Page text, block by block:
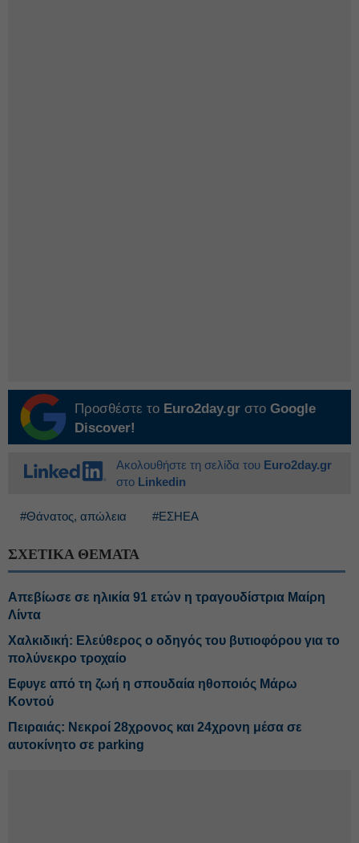
Προσθέστε το Euro2day.gr στο Google
Discover!
Ακολουθήστε τη σελίδα του Euro2day.gr
στο Linkedin
#Θάνατος, απώλεια #ΕΣΗΕΑ
ΣΧΕΤΙΚΑ ΘΕΜΑΤΑ
Απεβίωσε σε ηλικία 91 ετών η τραγουδίστρια Μαίρη
Λίντα
Χαλκιδική: Ελεύθερος ο οδηγός του βυτιοφόρου για το
πολύνεκρο τροχαίο
Εφυγε από τη ζωή η σπουδαία ηθοποιός Μάρω
Κοντού
Πειραιάς: Νεκροί 28χρονος και 24χρονη μέσα σε
αυτοκίνητο σε parking